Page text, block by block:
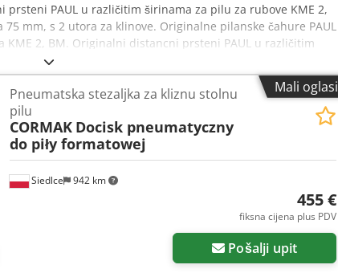
prsteni PAUL u različitim širinama za pilu za rubove KME 2,
mm, s 2 utora za klinove. Originalne pilanske čahure PAUL
KME 2, BM. Originalni distancni prsteni PAUL u različitim
150 mm, promjer otvora 110 mm, s 2 utora za klinove. Cjdpfx
Mali oglasi
Siedlce 942 km
Pneumatska stezaljka za kliznu stolnu
pilu
CORMAK Docisk pneumatyczny
do piły formatowej
455 €
fiksna cijena plus PDV
Pošalji upit